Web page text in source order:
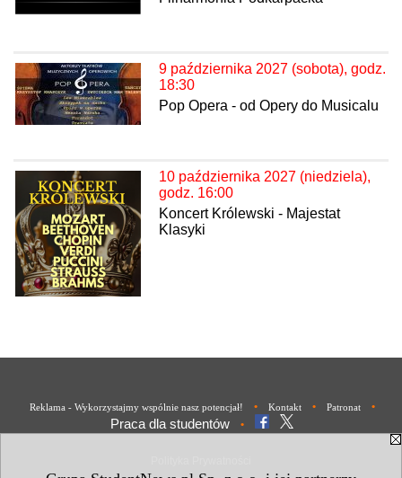
9 października 2027 (sobota), godz.
18:30
Pop Opera - od Opery do Musicalu
10 października 2027 (niedziela),
godz. 16:00
Koncert Królewski - Majestat
Klasyki
Reklama - Wykorzystajmy wspólnie nasz potencjał! • Kontakt • Patronat •
Praca dla studentów •